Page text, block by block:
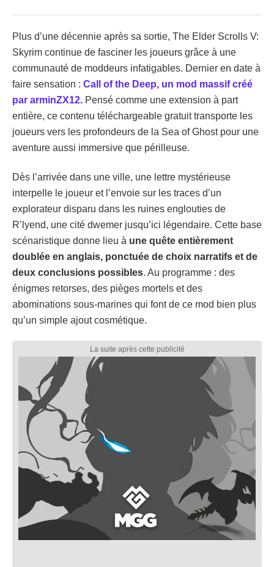
Plus d’une décennie après sa sortie, The Elder Scrolls V:
Skyrim continue de fasciner les joueurs grâce à une
communauté de moddeurs infatigables. Dernier en date à
faire sensation : Call of the Deep, un mod massif créé
par arminZX12. Pensé comme une extension à part
entière, ce contenu téléchargeable gratuit transporte les
joueurs vers les profondeurs de la Sea of Ghost pour une
aventure aussi immersive que périlleuse.
Dès l’arrivée dans une ville, une lettre mystérieuse
interpelle le joueur et l’envoie sur les traces d’un
explorateur disparu dans les ruines englouties de
R’lyend, une cité dwemer jusqu’ici légendaire. Cette base
scénaristique donne lieu à une quête entièrement
doublée en anglais, ponctuée de choix narratifs et de
deux conclusions possibles. Au programme : des
énigmes retorses, des pièges mortels et des
abominations sous-marines qui font de ce mod bien plus
qu’un simple ajout cosmétique.